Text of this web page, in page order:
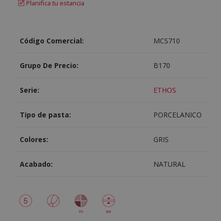
Planifica tu estancia
Código Comercial: MCS710
Grupo De Precio: B170
Serie: ETHOS
Tipo de pasta: PORCELANICO
Colores: GRIS
Acabado: NATURAL